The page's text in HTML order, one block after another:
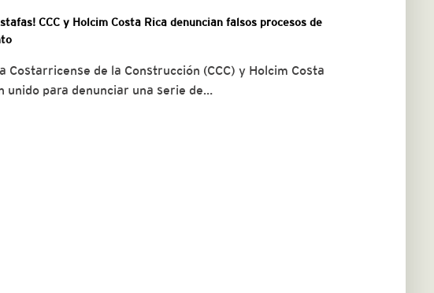
CCC y Holcim Costa Rica denuncian falsos procesos de
Costarricense de la Construcción (CCC) y Holcim Costa
unido para denunciar una serie de…